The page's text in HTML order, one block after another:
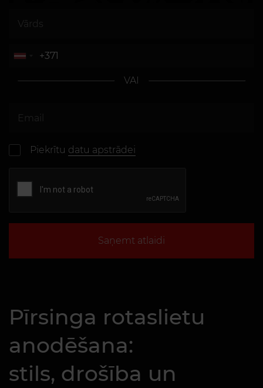
VAI
Piekrītu datu apstrādei
Saņemt atlaidi
Pīrsinga rotaslietu
anodēšana:
stils, drošība un